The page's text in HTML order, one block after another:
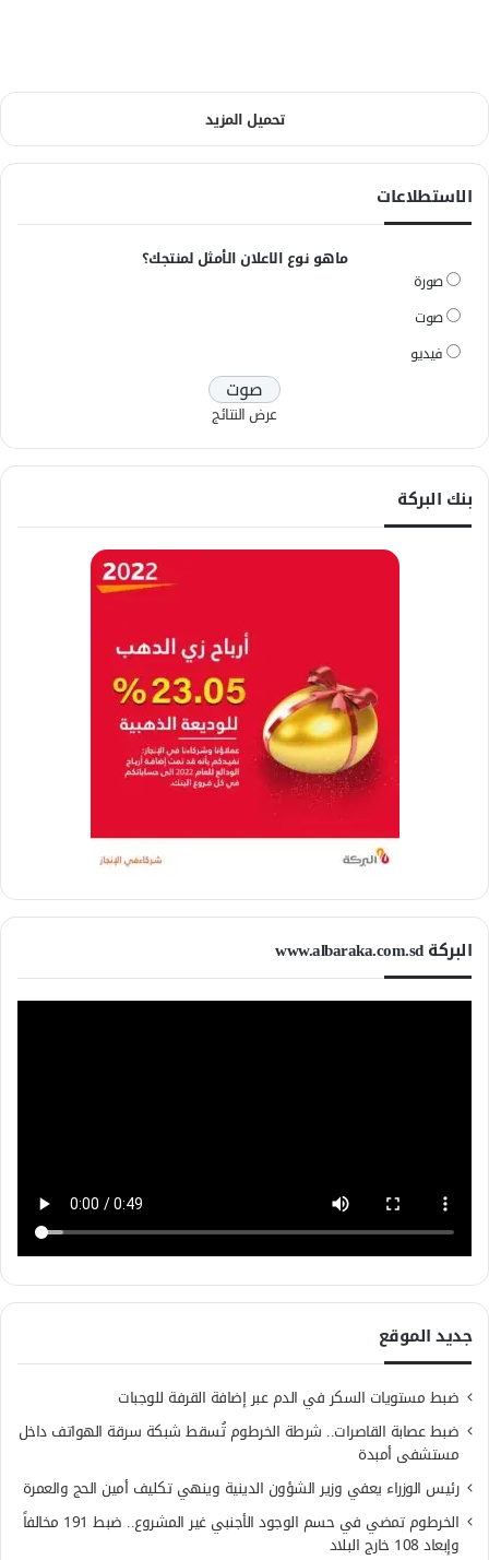
تحميل المزيد
الاستطلاعات
ماهو نوع الاعلان الأمثل لمنتجك؟
صورة
صوت
فيديو
عرض النتائج
بنك البركة
البركة www.albaraka.com.sd
جديد الموقع
ضبط مستويات السكر في الدم عبر إضافة القرفة للوجبات
ضبط عصابة القاصرات.. شرطة الخرطوم تُسقط شبكة سرقة الهواتف داخل
مستشفى أمبدة
رئيس الوزراء يعفي وزير الشؤون الدينية وينهي تكليف أمين الحج والعمرة
الخرطوم تمضي في حسم الوجود الأجنبي غير المشروع.. ضبط 191 مخالفاً
وإبعاد 108 خارج البلاد